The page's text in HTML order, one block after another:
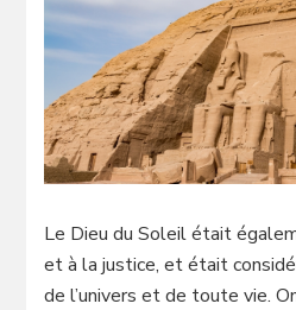
Le Dieu du Soleil était
et à la justice, et était
de l’univers et de toute vie.